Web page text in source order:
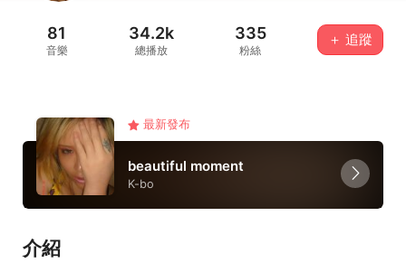
81
音樂
34.2k
總播放
335
粉絲
＋ 追蹤
最新發布
beautiful moment
K-bo
介紹